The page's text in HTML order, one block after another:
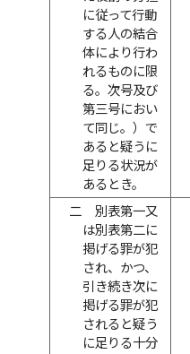
に従って行動
する人の結合
体により行わ
れるものに限
る。次号及び
第三号におい
て同じ。）で
あると疑うに
足りる状況が
あるとき。
二
別表第一又
は別表第二に
掲げる罪が犯
され、かつ、
引き続き次に
掲げる罪が犯
されると疑う
に足りる十分